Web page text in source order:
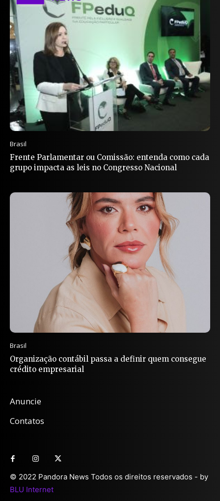
Brasil
Frente Parlamentar ou Comissão: entenda como cada
grupo impacta as leis no Congresso Nacional
Brasil
Organização contábil passa a definir quem consegue
crédito empresarial
Anuncie
Contatos
© 2022 Pandora News Todos os direitos reservados - by
BLU Internet